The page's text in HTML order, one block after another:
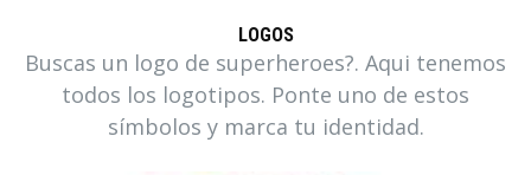
LOGOS
Buscas un logo de superheroes?. Aqui tenemos
todos los logotipos. Ponte uno de estos
símbolos y marca tu identidad.